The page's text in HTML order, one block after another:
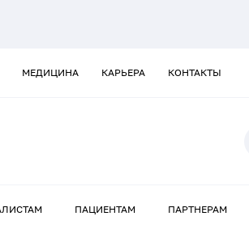
МЕДИЦИНА КАРЬЕРА КОНТАКТЫ
ПАЦИЕНТАМ ПАРТНЕРАМ